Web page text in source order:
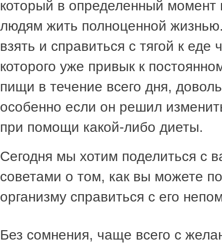
который в определенный момент
людям жить полноценной
взять и справиться с тягой к еде
которого уже привык к
пищи в течение всего дня,
особенно если он решил
при помощи какой-либо диеты.
Сегодня мы хотим поделиться с
советами о том, как вы можете
организму справиться с его
Без сомнения, чаще всего с